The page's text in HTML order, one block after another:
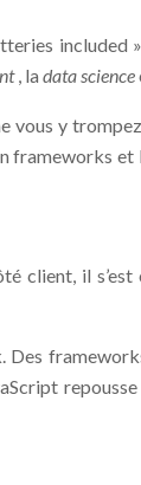
included
, la data science
vous y
frameworks
client, il